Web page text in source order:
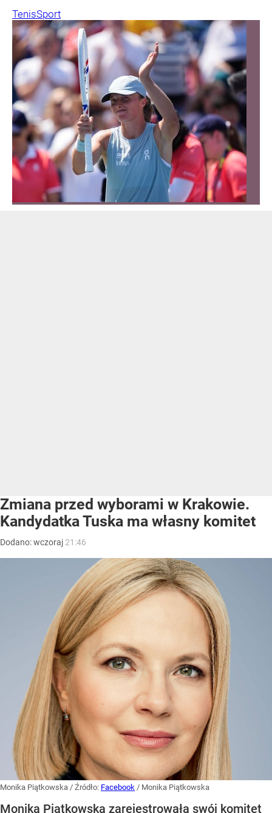
TenisSport
Zmiana przed wyborami w Krakowie.
Kandydatka Tuska ma własny komitet
Dodano:wczoraj 21:46
Monika Piątkowska / Źródło: Facebook / Monika Piątkowska
Monika Piątkowska zarejestrowała swój komitet